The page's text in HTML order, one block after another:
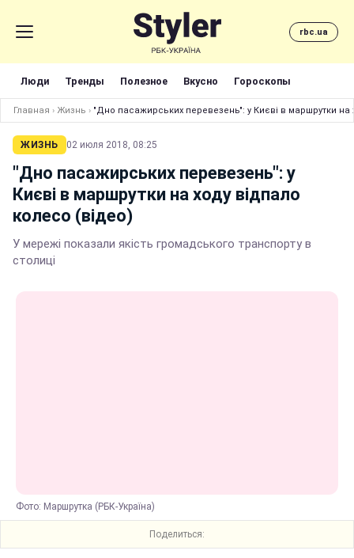
rbc.ua
Люди Тренды Полезное Вкусно Гороскопы
Главная › Жизнь › "Дно пасажирських перевезень": у Києві в маршрутки на
ЖИЗНЬ 02 июля 2018, 08:25
"Дно пасажирських перевезень": у
Києві в маршрутки на ходу відпало
колесо (відео)
У мережі показали якість громадського транспорту в
столиці
Фото: Маршрутка (РБК-Україна)
Поделиться: